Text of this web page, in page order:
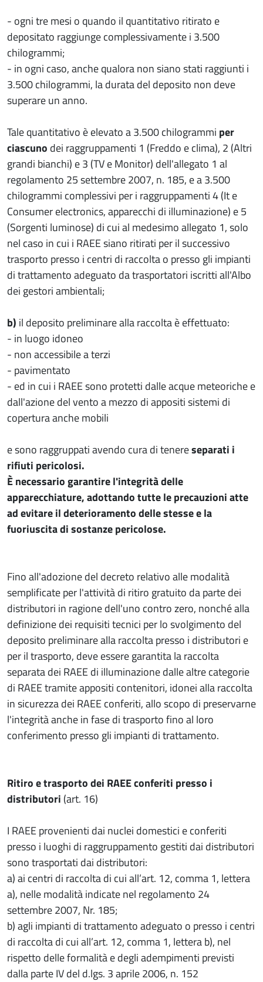
- ogni tre mesi o quando il quantitativo ritirato e
depositato raggiunge complessivamente i 3.500
chilogrammi;
- in ogni caso, anche qualora non siano stati raggiunti i
3.500 chilogrammi, la durata del deposito non deve
superare un anno.
Tale quantitativo è elevato a 3.500 chilogrammi per
ciascuno dei raggruppamenti 1 (Freddo e clima), 2 (Altri
grandi bianchi) e 3 (TV e Monitor) dell'allegato 1 al
regolamento 25 settembre 2007, n. 185, e a 3.500
chilogrammi complessivi per i raggruppamenti 4 (It e
Consumer electronics, apparecchi di illuminazione) e 5
(Sorgenti luminose) di cui al medesimo allegato 1, solo
nel caso in cui i RAEE siano ritirati per il successivo
trasporto presso i centri di raccolta o presso gli impianti
di trattamento adeguato da trasportatori iscritti all'Albo
dei gestori ambientali;
b) il deposito preliminare alla raccolta è effettuato:
- in luogo idoneo
- non accessibile a terzi
- pavimentato
- ed in cui i RAEE sono protetti dalle acque meteoriche e
dall'azione del vento a mezzo di appositi sistemi di
copertura anche mobili
e sono raggruppati avendo cura di tenereseparati i
rifiuti pericolosi.
È necessario garantire l'integrità delle
apparecchiature, adottando tutte le precauzioni atte
ad evitare il deterioramento delle stesse e la
fuoriuscita di sostanze pericolose.
Fino all'adozione del decreto relativo alle modalità
semplificate per l'attività di ritiro gratuito da parte dei
distributori in ragione dell'uno contro zero, nonché alla
definizione dei requisiti tecnici per lo svolgimento del
deposito preliminare alla raccolta presso i distributori e
per il trasporto, deve essere garantita la raccolta
separata dei RAEE di illuminazione dalle altre categorie
di RAEE tramite appositi contenitori, idonei alla raccolta
in sicurezza dei RAEE conferiti, allo scopo di preservarne
l'integrità anche in fase di trasporto fino al loro
conferimento presso gli impianti di trattamento.
Ritiro e trasporto dei RAEE conferiti presso i
distributori (art. 16)
I RAEE provenienti dai nuclei domestici e conferiti
presso i luoghi di raggruppamento gestiti dai distributori
sono trasportati dai distributori:
a) ai centri di raccolta di cui all’art. 12, comma 1, lettera
a), nelle modalità indicate nel regolamento 24
settembre 2007, Nr. 185;
b) agli impianti di trattamento adeguato o presso i centri
di raccolta di cui all’art. 12, comma 1, lettera b), nel
rispetto delle formalità e degli adempimenti previsti
dalla parte IV del d.lgs. 3 aprile 2006, n. 152